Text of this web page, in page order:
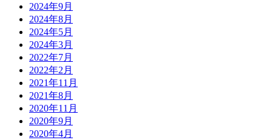
2024年9月
2024年8月
2024年5月
2024年3月
2022年7月
2022年2月
2021年11月
2021年8月
2020年11月
2020年9月
2020年4月